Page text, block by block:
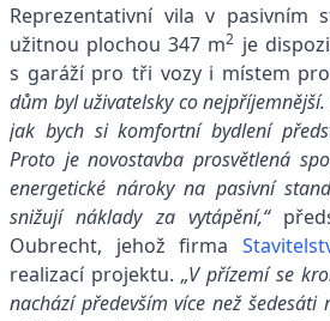
Reprezentativní vila v pasivním
užitnou plochou 347 m2 je
s garáží pro tři vozy i místem
dům byl uživatelsky co
jak bych si komfortní bydlení
Proto je novostavba prosvětlená
energetické nároky na pasivní
snižují náklady za vytápění,“
Oubrecht, jehož firma
realizací projektu. „V přízemí se
nachází především více než šedesáti